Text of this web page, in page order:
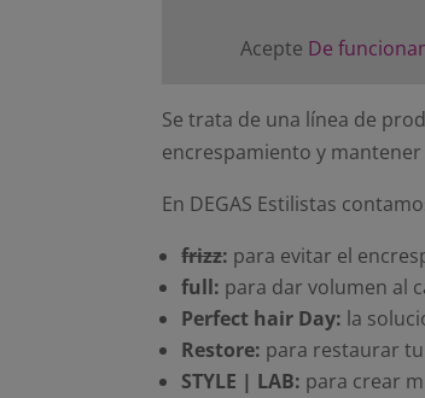
Acepte De
Se trata de una línea de
encrespamiento y
En DEGAS Estilistas
frizz: para evitar el
full: para dar volumen al
Perfect hair Day: la
Restore: para restaurar
STYLE | LAB: para crear